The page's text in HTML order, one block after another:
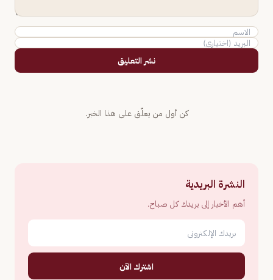
نشر التعليق
كن أول من يعلّق على هذا الخبر.
النشرة البريدية
أهم الأخبار إلى بريدك كل صباح.
اشترك الآن